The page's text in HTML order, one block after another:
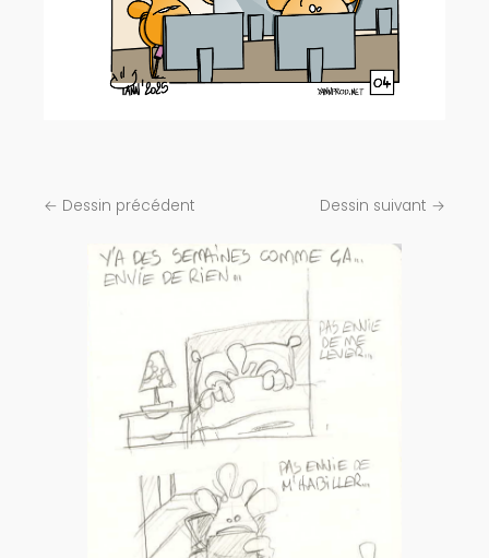
← Dessin précédent Dessin suivant →